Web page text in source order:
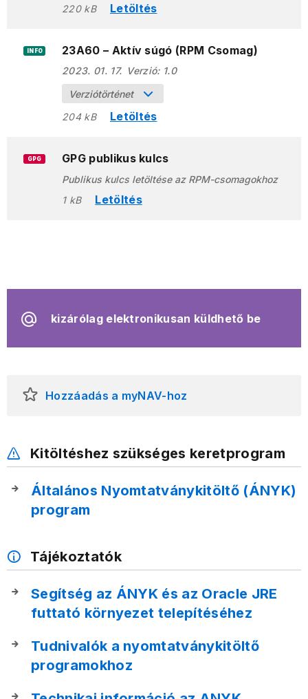
220 kB
Letöltés
INFO 23A60 – Aktív súgó (RPM Csomag)
2023. 01. 17. Verzió: 1.0
Verziótörténet
204 kB
Letöltés
GPG GPG publikus kulcs
Publikus kulcs letöltése az RPM-csomagokhoz
1 kB
Letöltés
kizárólag elektronikusan küldhető be
Hozzáadás a myNAV-hoz
Kitöltéshez szükséges keretprogram
Általános Nyomtatványkitöltő (ÁNYK)
program
Tájékoztatók
Segítség az ÁNYK és az Oracle JRE
futtató környezet telepítéséhez
Tudnivalók a nyomtatványkitöltő
programokhoz